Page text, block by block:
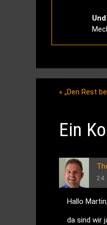
« „Den Rest
Ein
Hallo
da sind wir